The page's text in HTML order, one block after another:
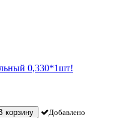
0,330*1шт!
корзину Добавлено